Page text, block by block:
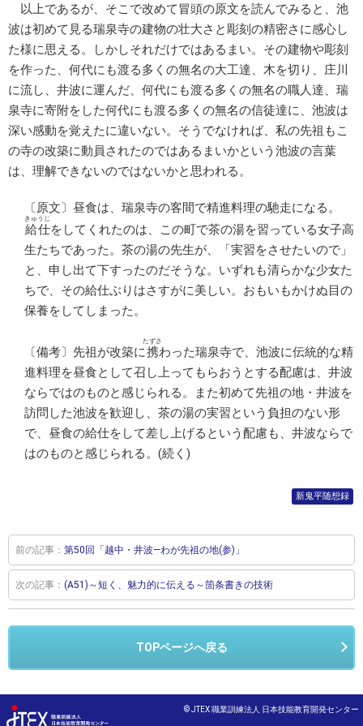
以上であるが、そこで改めて冒頭の原文を読んでみると、池
波は初めて見る瑞泉寺の建物の壮大さと彫刻の精密さに感心し
た様に思える。しかしそれだけではあるまい。その建物や彫刻
を作った、何代にも渡る多くの無名の大工達、木を切り、庄川
に流し、井波に運んだ、何代にも渡る多くの無名の職人達、瑞
泉寺に寄附をした何代にも渡る多くの無名の信徒達に、池波は
深い感動を覚えたに違いない。そうでなければ、私の先祖もこ
の寺の改築に動員されたのではあるまいかという池波の言葉
は、理解できないのではないかと思われる。
〔原文〕昼食は、瑞泉寺の客間で精進料理の馳走になる。
給仕
きゅうじ
をしてくれたのは、この町で茶の湯を習っている女子高
生たちであった。茶の湯の先生が、「実習をさせたいので」
と、申し出て下すったのだそうな。いずれも清らかな少女た
ちで、その給仕ぶりはさすがに美しい。おもいもかけぬ目の
保養をしてしまった。
〔備考〕先祖が改築に携
たずさ
わった瑞泉寺で、池波に伝統的な精
進料理を昼食として召し上ってもらおうとする配慮は、井波
ならではのものと感じられる。また初めて先祖の地・井波を
訪問した池波を歓迎し、茶の湯の実習という負担のない形
で、昼食の給仕をして差し上げるという配慮も、井波ならで
はのものと感じられる。(続く)
新鬼平随想録
前の記事： 第50回「越中・井波―わが先祖の地(参)」
次の記事： (A51)～短く、魅力的に伝える～箇条書きの技術
TOPページへ戻る
© JTEX 職業訓練法人 日本技能教育開発センター